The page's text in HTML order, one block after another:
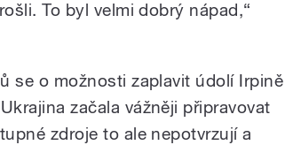
To byl velmi dobrý nápad,“
se o možnosti zaplavit údolí Irpině
začala vážněji připravovat
zdroje to ale nepotvrzují a